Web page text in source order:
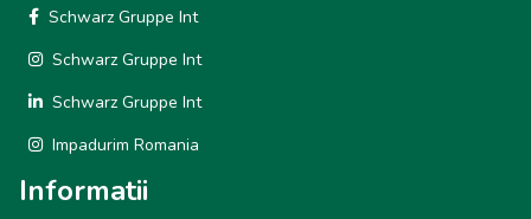
Schwarz Gruppe Int
Schwarz Gruppe Int
Schwarz Gruppe Int
Impadurim Romania
Informatii